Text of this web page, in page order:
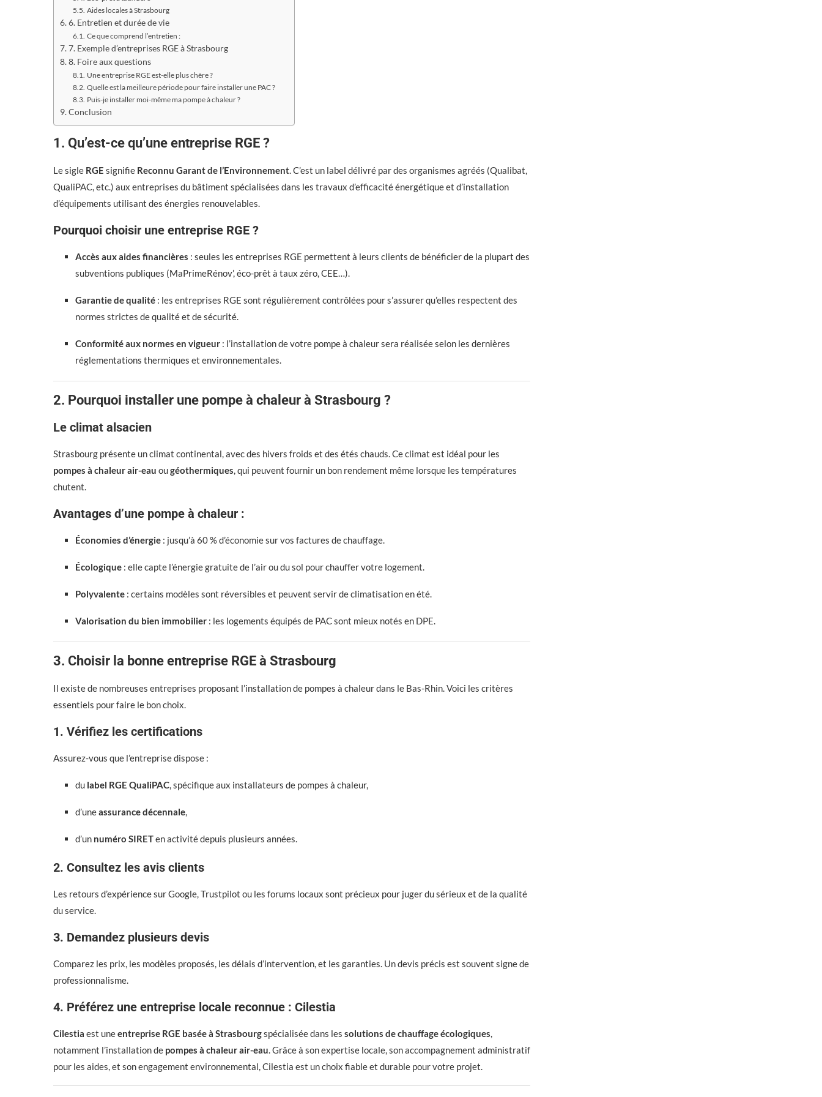
Aides locales à Strasbourg
6. Entretien et durée de vie
Ce que comprend l’entretien :
7. Exemple d’entreprises RGE à Strasbourg
8. Foire aux questions
Une entreprise RGE est-elle plus chère ?
Quelle est la meilleure période pour faire installer une PAC ?
Puis-je installer moi-même ma pompe à chaleur ?
Conclusion
1. Qu’est-ce qu’une entreprise RGE ?
Le sigle RGE signifie Reconnu Garant de l’Environnement. C’est un label délivré par des organismes agréés (Qualibat,
QualiPAC, etc.) aux entreprises du bâtiment spécialisées dans les travaux d’efficacité énergétique et d’installation
d’équipements utilisant des énergies renouvelables.
Pourquoi choisir une entreprise RGE ?
Accès aux aides financières : seules les entreprises RGE permettent à leurs clients de bénéficier de la plupart des
subventions publiques (MaPrimeRénov’, éco-prêt à taux zéro, CEE…).
Garantie de qualité : les entreprises RGE sont régulièrement contrôlées pour s’assurer qu’elles respectent des
normes strictes de qualité et de sécurité.
Conformité aux normes en vigueur : l’installation de votre pompe à chaleur sera réalisée selon les dernières
réglementations thermiques et environnementales.
2. Pourquoi installer une pompe à chaleur à Strasbourg ?
Le climat alsacien
Strasbourg présente un climat continental, avec des hivers froids et des étés chauds. Ce climat est idéal pour les
pompes à chaleur air-eau ougéothermiques, qui peuvent fournir un bon rendement même lorsque les températures
chutent.
Avantages d’une pompe à chaleur :
Économies d’énergie : jusqu’à 60 % d’économie sur vos factures de chauffage.
Écologique : elle capte l’énergie gratuite de l’air ou du sol pour chauffer votre logement.
Polyvalente : certains modèles sont réversibles et peuvent servir de climatisation en été.
Valorisation du bien immobilier : les logements équipés de PAC sont mieux notés en DPE.
3. Choisir la bonne entreprise RGE à Strasbourg
Il existe de nombreuses entreprises proposant l’installation de pompes à chaleur dans le Bas-Rhin. Voici les critères
essentiels pour faire le bon choix.
1. Vérifiez les certifications
Assurez-vous que l’entreprise dispose :
du label RGE QualiPAC, spécifique aux installateurs de pompes à chaleur,
d’uneassurance décennale,
d’un numéro SIRETen activité depuis plusieurs années.
2. Consultez les avis clients
Les retours d’expérience sur Google, Trustpilot ou les forums locaux sont précieux pour juger du sérieux et de la qualité
du service.
3. Demandez plusieurs devis
Comparez les prix, les modèles proposés, les délais d’intervention, et les garanties. Un devis précis est souvent signe de
professionnalisme.
4. Préférez une entreprise locale reconnue : Cilestia
Cilestia est uneentreprise RGE basée à Strasbourgspécialisée dans les solutions de chauffage écologiques,
notamment l’installation de pompes à chaleur air-eau. Grâce à son expertise locale, son accompagnement administratif
pour les aides, et son engagement environnemental, Cilestia est un choix fiable et durable pour votre projet.